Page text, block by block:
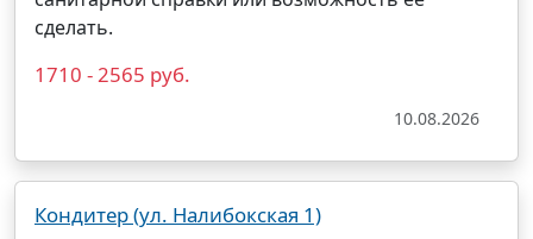
сделать.
1710 - 2565 руб.
10.08.2026
Кондитер (ул. Налибокская 1)